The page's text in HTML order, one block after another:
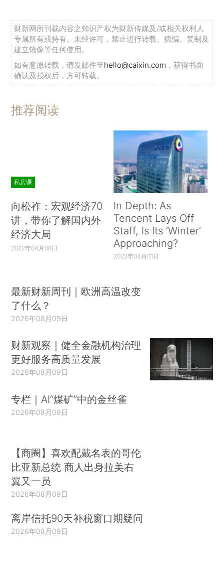
财新网所刊载内容之知识产权为财新传媒及/或相关权利人
专属所有或持有。未经许可，禁止进行转载、摘编、复制及
建立镜像等任何使用。
如有意愿转载，请发邮件至hello@caixin.com ，获得书面
确认及授权后，方可转载。
推荐阅读
私房课
向松祚：宏观经济70
讲，带你了解国内外
经济大局
2022年04月06日
In Depth: As
Tencent Lays Off
Staff, Is Its ‘Winter’
Approaching?
2022年04月01日
最新财新周刊｜欧洲高温改变
了什么？
2026年08月09日
财新观察｜健全金融机构治理
更好服务高质量发展
2026年08月09日
专栏｜AI“煤矿”中的金丝雀
2026年08月09日
【商圈】喜欢配戴名表的哥伦
比亚新总统 商人出身拉美右
翼又一员
2026年08月09日
离岸信托90天补税窗口期疑问
2026年08月09日